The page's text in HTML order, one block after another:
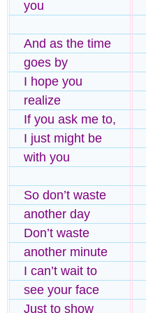
you
And as the time
goes by
I hope you
realize
If you ask me to,
I just might be
with you
So don’t waste
another day
Don’t waste
another minute
I can’t wait to
see your face
Just to show